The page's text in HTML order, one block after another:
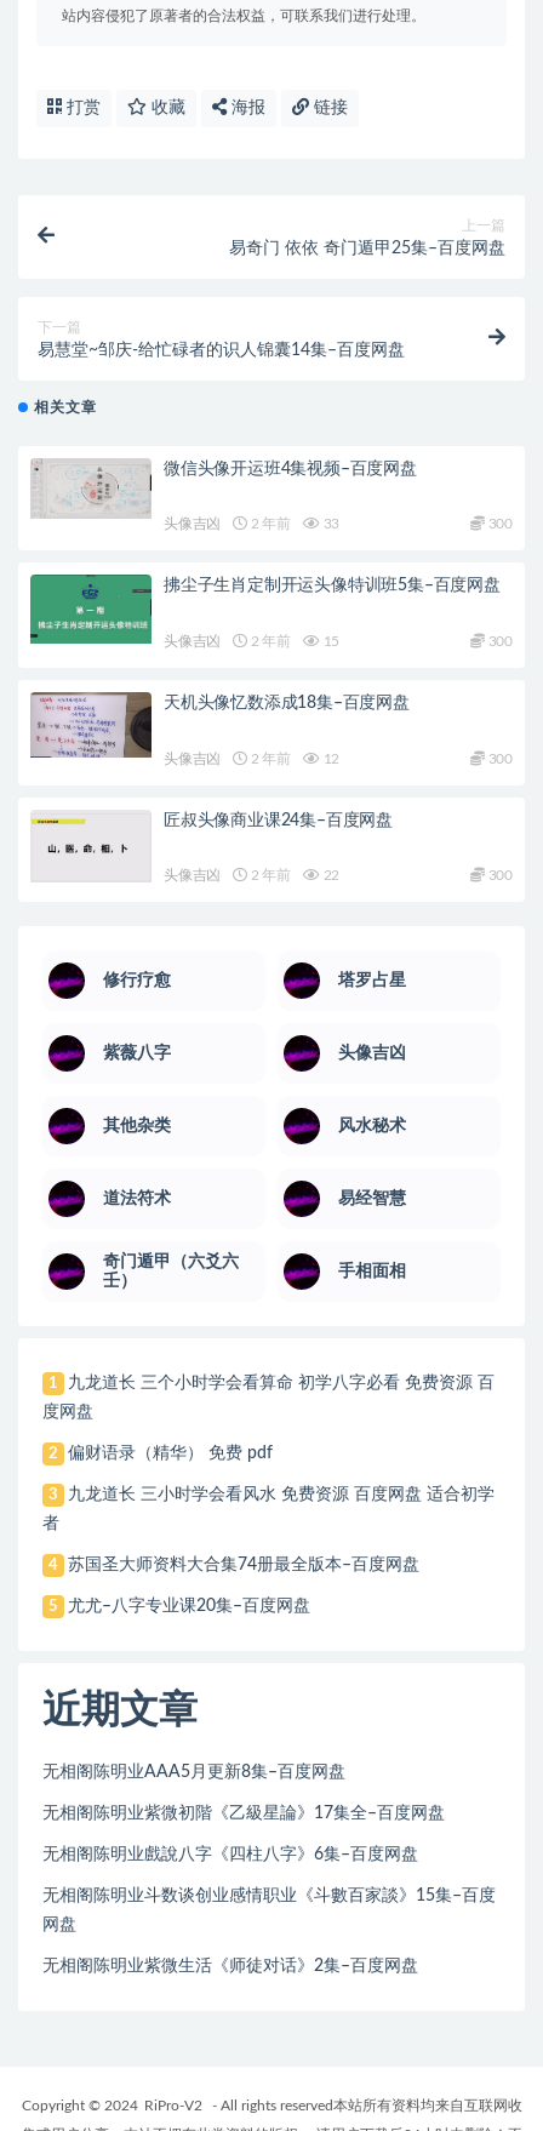
站内容侵犯了原著者的合法权益，可联系我们进行处理。
打赏 收藏 海报 链接
上一篇
易奇门 依依 奇门遁甲25集–百度网盘
下一篇
易慧堂~邹庆-给忙碌者的识人锦囊14集–百度网盘
相关文章
微信头像开运班4集视频–百度网盘
头像吉凶 2 年前 33 300
拂尘子生肖定制开运头像特训班5集–百度网盘
头像吉凶 2 年前 15 300
天机头像忆数添成18集–百度网盘
头像吉凶 2 年前 12 300
匠叔头像商业课24集–百度网盘
头像吉凶 2 年前 22 300
修行疗愈 塔罗占星
紫薇八字 头像吉凶
其他杂类 风水秘术
道法符术 易经智慧
奇门遁甲（六爻六
壬）
手相面相
1
九龙道长 三个小时学会看算命 初学八字必看 免费资源 百
度网盘
2 偏财语录（精华） 免费 pdf
3
九龙道长 三小时学会看风水 免费资源 百度网盘 适合初学
者
4 苏国圣大师资料大合集74册最全版本–百度网盘
5 尤尤–八字专业课20集–百度网盘
近期文章
无相阁陈明业AAA5月更新8集–百度网盘
无相阁陈明业紫微初階《乙級星論》17集全–百度网盘
无相阁陈明业戲說八字《四柱八字》6集–百度网盘
无相阁陈明业斗数谈创业感情职业《斗數百家談》15集–百度
网盘
无相阁陈明业紫微生活《师徒对话》2集–百度网盘
Copyright © 2024 RiPro-V2
- All rights reserved本站所有资料均来自互联网收